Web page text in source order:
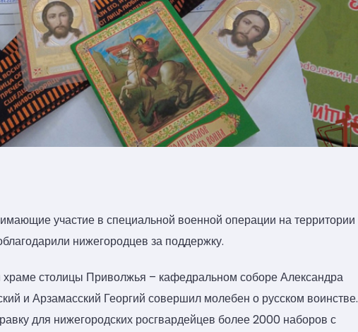
участие в специальной военной операции на территории
нижегородцев за поддержку.
столицы Приволжья – кафедральном соборе Александра
и Арзамасский Георгий совершил молебен о русском воинстве.
для нижегородских росгвардейцев более 2000 наборов с